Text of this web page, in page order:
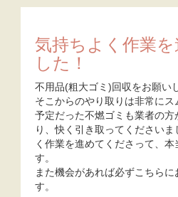
気持ちよく作業
した！
不用品(粗大ゴミ)回収をお願い
そこからのやり取りは非常にス
予定だった不燃ゴミも業者の方
り、快く引き取ってください
く作業を進めてくださって、
す。
また機会があれば必ずこちら
す。